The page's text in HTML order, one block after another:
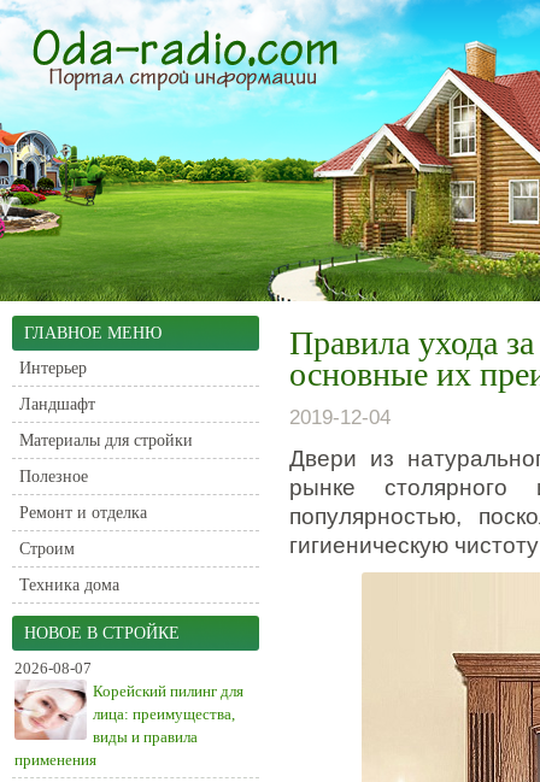
ГЛАВНОЕ МЕНЮ
Интерьер
Ландшафт
Материалы для стройки
Полезное
Ремонт и отделка
Строим
Техника дома
НОВОЕ В СТРОЙКЕ
2026-08-07
Корейский пилинг для
лица: преимущества,
виды и правила
применения
Правила ухода
основные их
2019-12-04
Двери из
рынке столярного
популярностью,
гигиеническую